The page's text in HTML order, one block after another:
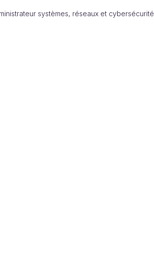
systèmes, réseaux et cybersécurité